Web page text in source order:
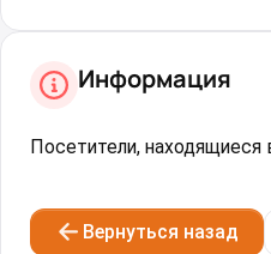
Информация
Посетители, находящиеся
Вернуться назад